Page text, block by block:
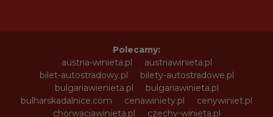
Polecamy:
austria-winieta.pl
austriawinieta.pl
bilet-autostradowy.pl
bilety-autostradowe.pl
bulgariawienieta.pl
bulgariawinieta.pl
bulharskadalnice.com
cenawiniety.pl
cenywiniet.pl
chorwacjawinieta.pl
czechy-winieta.pl